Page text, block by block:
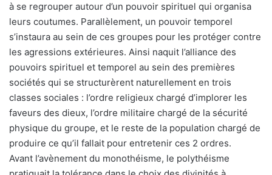
à se regrouper autour d’un pouvoir spirituel qui organisa
leurs coutumes. Parallèlement, un pouvoir temporel
s’instaura au sein de ces groupes pour les protéger contre
les agressions extérieures. Ainsi naquit l’alliance des
pouvoirs spirituel et temporel au sein des premières
sociétés qui se structurèrent naturellement en trois
classes sociales : l’ordre religieux chargé d’implorer les
faveurs des dieux, l’ordre militaire chargé de la sécurité
physique du groupe, et le reste de la population chargé de
produire ce qu’il fallait pour entretenir ces 2 ordres.
Avant l’avènement du monothéisme, le polythéisme